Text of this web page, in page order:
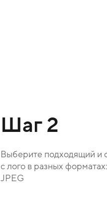
Шаг 2
Выберите подходящий и
с лого в разных
JPEG